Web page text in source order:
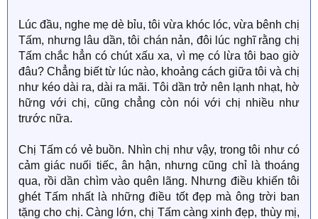
Lúc đầu, nghe mẹ dè bỉu, tôi vừa khóc lóc, vừa bênh chị
Tấm, nhưng lâu dần, tôi chán nản, đôi lúc nghĩ rằng chị
Tấm chắc hẳn có chút xấu xa, vì mẹ có lừa tôi bao giờ
đâu? Chẳng biết từ lúc nào, khoảng cách giữa tôi và chị
như kéo dài ra, dài ra mãi. Tôi dần trở nên lạnh nhạt, hờ
hững với chị, cũng chẳng còn nói với chị nhiều như
trước nữa.
Chị Tấm có vẻ buồn. Nhìn chị như vậy, trong tôi như có
cảm giác nuối tiếc, ân hận, nhưng cũng chỉ là thoáng
qua, rồi dần chìm vào quên lãng. Nhưng điều khiến tôi
ghét Tấm nhất là những điều tốt đẹp mà ông trời ban
tặng cho chị. Càng lớn, chị Tấm càng xinh đẹp, thùy mị,